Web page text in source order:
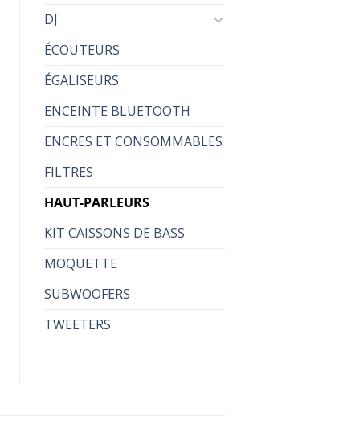
DJ
ÉCOUTEURS
ÉGALISEURS
ENCEINTE BLUETOOTH
ENCRES ET CONSOMMABLES
FILTRES
HAUT-PARLEURS
KIT CAISSONS DE BASS
MOQUETTE
SUBWOOFERS
TWEETERS